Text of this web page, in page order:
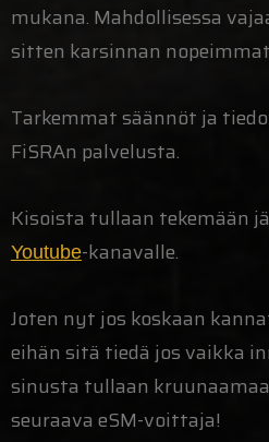
mukana. Mahdollisessa
sitten karsinnan
Tarkemmat säännöt ja
FiSRAn palvelusta.
Kisoista tullaan tekemään
Youtube-kanavalle.
Joten nyt jos koskaan
eihän sitä tiedä jos vaikka
sinusta tullaan
seuraava eSM-voittaja!